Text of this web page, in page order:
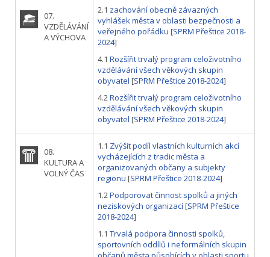
07.
VZDĚLÁVÁNÍ
A VÝCHOVA
2.1 zachování obecně závazných
vyhlášek města v oblasti bezpečnosti a
veřejného pořádku [SPRM Přeštice 2018-
2024]
4.1 Rozšířit trvalý program celoživotního
vzdělávání všech věkových skupin
obyvatel [SPRM Přeštice 2018-2024]
4.2Rozšířit trvalý program celoživotního
vzdělávání všech věkových skupin
obyvatel [SPRM Přeštice 2018-2024]
08.
KULTURA A
VOLNÝ ČAS
1.1 Zvýšit podíl vlastních kulturních akcí
vycházejících z tradic města a
organizovaných občany a subjekty
regionu [SPRM Přeštice 2018-2024]
1.2Podporovat činnost spolků a jiných
neziskových organizací[SPRM Přeštice
2018-2024]
1.1 Trvalá podpora činnosti spolků,
sportovních oddílů i neformálních skupin